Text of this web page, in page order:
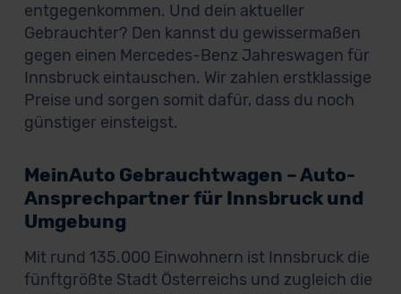
entgegenkommen. Und dein aktueller
Gebrauchter? Den kannst du gewissermaßen
gegen einen Mercedes-Benz Jahreswagen für
Innsbruck eintauschen. Wir zahlen erstklassige
Preise und sorgen somit dafür, dass du noch
günstiger einsteigst.
MeinAuto Gebrauchtwagen – Auto-
Ansprechpartner für Innsbruck und
Umgebung
Mit rund 135.000 Einwohnern ist Innsbruck die
fünftgrößte Stadt Österreichs und zugleich die